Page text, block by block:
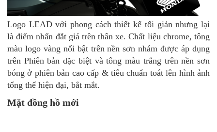
Logo LEAD với phong cách thiết kế tối giản nhưng lại
là điểm nhấn đắt giá trên thân xe. Chất liệu chrome, tông
màu logo vàng nổi bật trên nền sơn nhám được áp dụng
trên Phiên bản đặc biệt và tông màu trắng trên nền sơn
bóng ở phiên bản cao cấp & tiêu chuẩn toát lên hình ảnh
tổng thể hiện đại, bắt mắt.
Mặt đồng hồ mới